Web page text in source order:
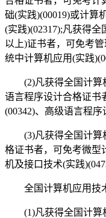
础(实践)(00019)或计算
(实践)(02317);凡获得
以上)证书者，可免考
统中计算机应用(实践
(2)凡获得全国计算
语言程序设计合格证书
(00342)、高级语言程序
(3)凡获得全国计算
格证书者，可免考微型
机及接口技术(实践
全国计算机应用技
(1)凡获得全国计算